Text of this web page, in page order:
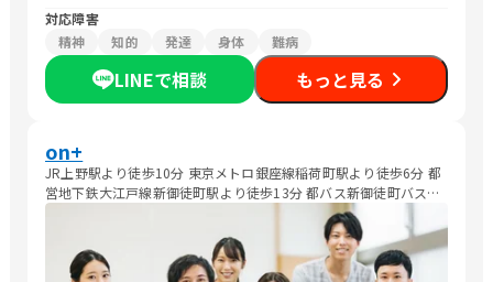
対応障害
精神
知的 発達 身体 難病
LINEで相談 もっと見る
on+
JR上野駅より徒歩10分 東京メトロ銀座線稲荷町駅より徒歩6分 都
営地下鉄大江戸線新御徒町駅より徒歩13分 都バス新御徒町バス停